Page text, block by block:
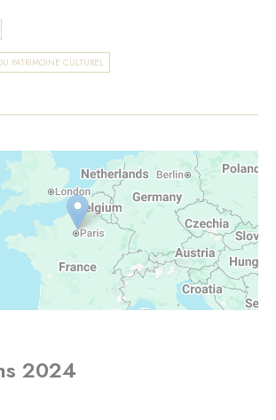
PATRIMOINE CULTUREL
2024